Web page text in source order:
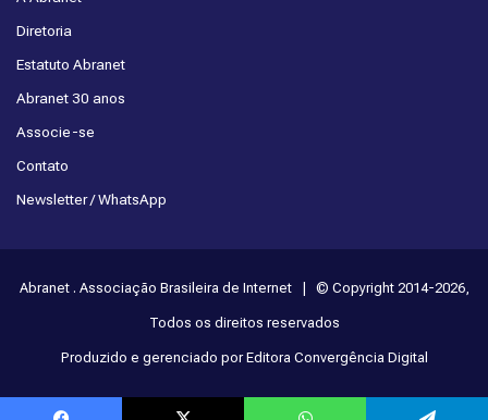
Diretoria
Estatuto Abranet
Abranet 30 anos
Associe-se
Contato
Newsletter / WhatsApp
Abranet . Associação Brasileira de Internet | © Copyright 2014-2026,
Todos os direitos reservados
Produzido e gerenciado por Editora Convergência Digital